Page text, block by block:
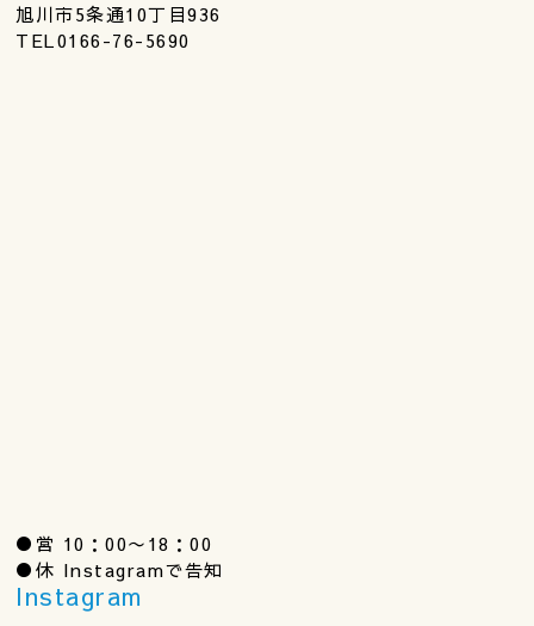
旭川市5条通10丁目936
TEL0166-76-5690
●営 10：00〜18：00
●休 Instagramで告知
Instagram